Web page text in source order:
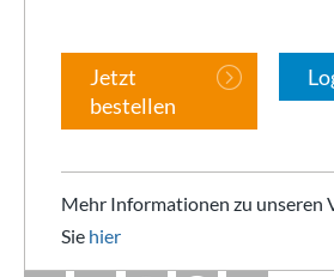
Jetzt
bestellen
Mehr Informationen zu unseren
Sie hier